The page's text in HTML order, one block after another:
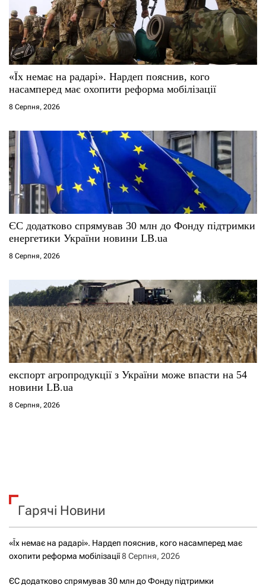
«Їх немає на радарі». Нардеп пояснив, кого
насамперед має охопити реформа мобілізації
8 Серпня, 2026
ЄС додатково спрямував 30 млн до Фонду підтримки
енергетики України новини LB.ua
8 Серпня, 2026
експорт агропродукції з України може впасти на 54
новини LB.ua
8 Серпня, 2026
Гарячі Новини
«Їх немає на радарі». Нардеп пояснив, кого насамперед має
охопити реформа мобілізації8 Серпня, 2026
ЄС додатково спрямував 30 млн до Фонду підтримки